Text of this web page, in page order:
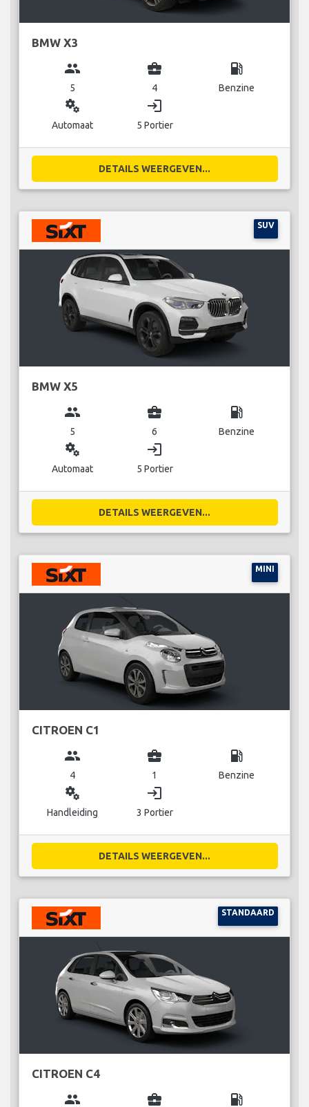
BMW X3
group
5
business_center
4
local_gas_station
Benzine
miscellaneous_services
Automaat
login
5 Portier
DETAILS WEERGEVEN...
SUV
BMW X5
group
5
business_center
6
local_gas_station
Benzine
miscellaneous_services
Automaat
login
5 Portier
DETAILS WEERGEVEN...
MINI
CITROEN C1
group
4
business_center
1
local_gas_station
Benzine
miscellaneous_services
Handleiding
login
3 Portier
DETAILS WEERGEVEN...
STANDAARD
CITROEN C4
group business_center local_gas_station